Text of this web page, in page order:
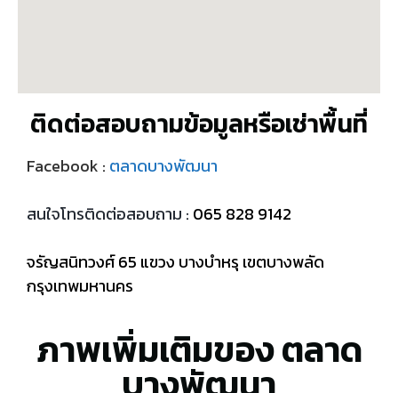
ติดต่อสอบถามข้อมูลหรือเช่าพื้นที่
Facebook : ตลาดบางพัฒนา
สนใจโทรติดต่อสอบถาม : 065 828 9142
จรัญสนิทวงศ์ 65 แขวง บางบำหรุ เขตบางพลัด
กรุงเทพมหานคร
ภาพเพิ่มเติมของ ตลาด